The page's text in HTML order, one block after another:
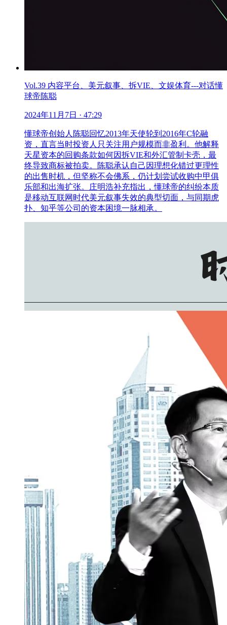
Vol.39 内容平台、美元叙事、拆VIE、文娱体育---对话懂
球帝陈聪
2024年11月7日 · 47:29
懂球帝创始人陈聪回忆2013年天使轮到2016年C轮融
资，直言当时投资人只关注用户规模而非盈利。他解释
天星资本的回购条款如何因拆VIE和外汇管制卡壳，最
终导致商标被拍卖。陈聪承认自己因理想化错过更理性
的出售时机，但坚称不会佛系，仍计划尝试收购中甲俱
乐部和出海扩张。庄明浩补充指出，懂球帝的纠纷本质
是移动互联网时代美元叙事失效的典型切面，与同期虎
扑、知乎等公司的资本困境一脉相承。